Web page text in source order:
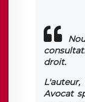
droit.
L'auteur,
Avocat